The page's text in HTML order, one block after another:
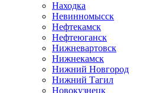
Находка
Невинномысск
Нефтекамск
Нефтеюганск
Нижневартовск
Нижнекамск
Нижний Новгород
Нижний Тагил
Новокузнецк